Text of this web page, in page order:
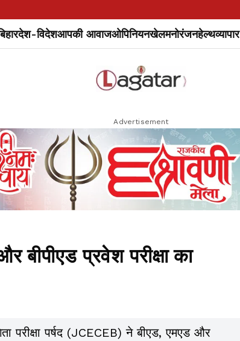
देश-विदेशआपकी आवाजओपिनियनखेलमनोरंजनहेल्थव्यापार
Advertisement
प्रवेश परीक्षा का
परीक्षा पर्षद (JCECEB) ने बीएड, एमएड और